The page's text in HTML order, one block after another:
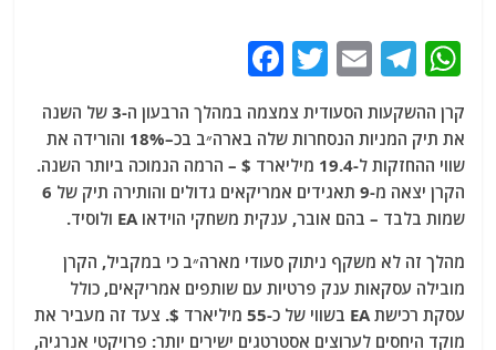
W
at
s
A
p
p
T
e
g
ra
m
E
ai
l
T
itt
er
c
e
b
o
o
k
קרן ההשקעות הסעודית צמצמה במהלך הרבעון ה-3 של השנה
את תיק המניות הנסחרות שלה בארה״ב בכ–18% והורידה את
שווי ההחזקות ל-19.4 מיליארד $ – הרמה הנמוכה ביותר השנה.
הקרן יצאה מ-9 תאגידים אמריקאים גדולים והותירה תיק של 6
שמות בלבד – בהם אובר, ענקית משחקי הוידאו EA ולוסיד.
מהלך זה לא משקף ניתוק סעודי מארה״ב כי במקביל, הקרן
מובילה עסקאות ענק פרטיות עם שותפים אמריקאים, כולל
עסקת רכישת EA בשווי של כ-55 מיליארד $. צעד זה מעביר את
מוקד היחסים לערוצים אסטרטגים ישירים יותר: פרויקטי אנרגיה,